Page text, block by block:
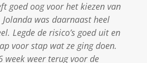
goed oog voor het kiezen van
Jolanda was daarnaast heel
Legde de risico’s goed uit en
voor stap wat ze ging doen.
week weer terug voor de